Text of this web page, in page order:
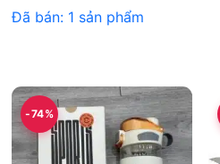
Đã bán: 1 sản phẩm
-74%